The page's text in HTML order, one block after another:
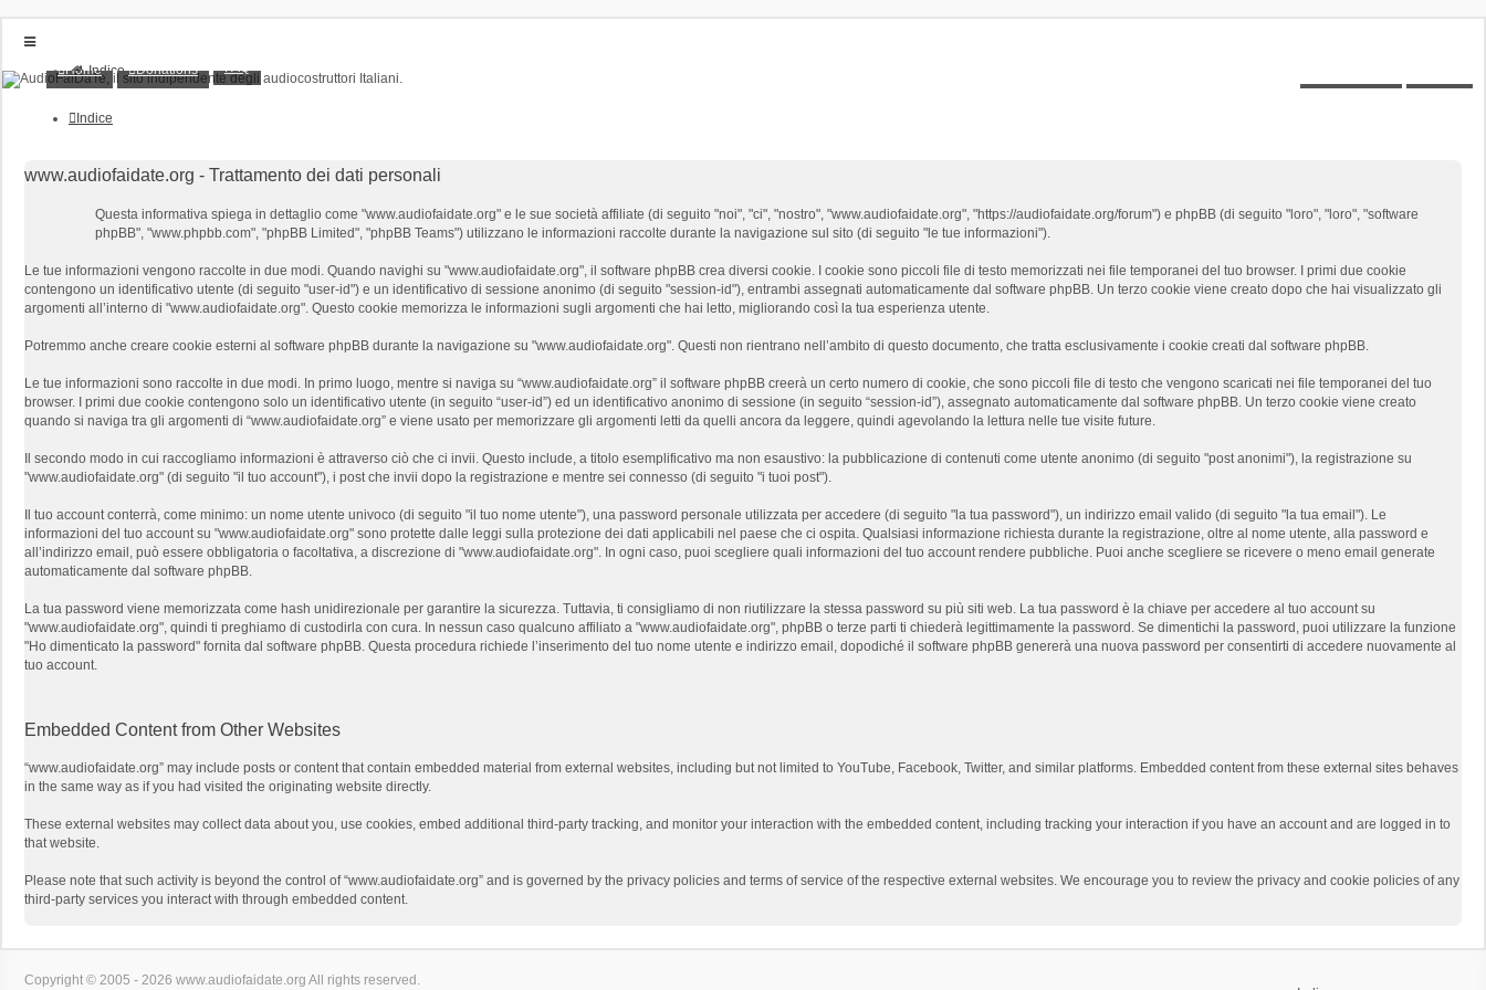
Indice
Home
FAQ
Iscriviti
Home Donations
Indice
www.audiofaidate.org - Trattamento dei dati personali
Questa informativa spiega in dettaglio come "www.audiofaidate.org" e le sue società affiliate (di seguito "noi", "ci", "nostro", "www.audiofaidate.org", "https://audiofaidate.org/forum") e phpBB (di seguito "loro", "loro", "software
phpBB", "www.phpbb.com", "phpBB Limited", "phpBB Teams") utilizzano le informazioni raccolte durante la navigazione sul sito (di seguito "le tue informazioni").
Le tue informazioni vengono raccolte in due modi. Quando navighi su "www.audiofaidate.org", il software phpBB crea diversi cookie. I cookie sono piccoli file di testo memorizzati nei file temporanei del tuo browser. I primi due cookie
contengono un identificativo utente (di seguito "user-id") e un identificativo di sessione anonimo (di seguito "session-id"), entrambi assegnati automaticamente dal software phpBB. Un terzo cookie viene creato dopo che hai visualizzato gli
argomenti all’interno di "www.audiofaidate.org". Questo cookie memorizza le informazioni sugli argomenti che hai letto, migliorando così la tua esperienza utente.
Potremmo anche creare cookie esterni al software phpBB durante la navigazione su "www.audiofaidate.org". Questi non rientrano nell’ambito di questo documento, che tratta esclusivamente i cookie creati dal software phpBB.
Le tue informazioni sono raccolte in due modi. In primo luogo, mentre si naviga su “www.audiofaidate.org” il software phpBB creerà un certo numero di cookie, che sono piccoli file di testo che vengono scaricati nei file temporanei del tuo
browser. I primi due cookie contengono solo un identificativo utente (in seguito “user-id”) ed un identificativo anonimo di sessione (in seguito “session-id”), assegnato automaticamente dal software phpBB. Un terzo cookie viene creato
quando si naviga tra gli argomenti di “www.audiofaidate.org” e viene usato per memorizzare gli argomenti letti da quelli ancora da leggere, quindi agevolando la lettura nelle tue visite future.
Il secondo modo in cui raccogliamo informazioni è attraverso ciò che ci invii. Questo include, a titolo esemplificativo ma non esaustivo: la pubblicazione di contenuti come utente anonimo (di seguito "post anonimi"), la registrazione su
"www.audiofaidate.org" (di seguito "il tuo account"), i post che invii dopo la registrazione e mentre sei connesso (di seguito "i tuoi post").
Il tuo account conterrà, come minimo: un nome utente univoco (di seguito "il tuo nome utente"), una password personale utilizzata per accedere (di seguito "la tua password"), un indirizzo email valido (di seguito "la tua email"). Le
informazioni del tuo account su "www.audiofaidate.org" sono protette dalle leggi sulla protezione dei dati applicabili nel paese che ci ospita. Qualsiasi informazione richiesta durante la registrazione, oltre al nome utente, alla password e
all’indirizzo email, può essere obbligatoria o facoltativa, a discrezione di "www.audiofaidate.org". In ogni caso, puoi scegliere quali informazioni del tuo account rendere pubbliche. Puoi anche scegliere se ricevere o meno email generate
automaticamente dal software phpBB.
La tua password viene memorizzata come hash unidirezionale per garantire la sicurezza. Tuttavia, ti consigliamo di non riutilizzare la stessa password su più siti web. La tua password è la chiave per accedere al tuo account su
"www.audiofaidate.org", quindi ti preghiamo di custodirla con cura. In nessun caso qualcuno affiliato a "www.audiofaidate.org", phpBB o terze parti ti chiederà legittimamente la password. Se dimentichi la password, puoi utilizzare la funzione
"Ho dimenticato la password" fornita dal software phpBB. Questa procedura richiede l’inserimento del tuo nome utente e indirizzo email, dopodiché il software phpBB genererà una nuova password per consentirti di accedere nuovamente al
tuo account.
Embedded Content from Other Websites
“www.audiofaidate.org” may include posts or content that contain embedded material from external websites, including but not limited to YouTube, Facebook, Twitter, and similar platforms. Embedded content from these external sites behaves
in the same way as if you had visited the originating website directly.
These external websites may collect data about you, use cookies, embed additional third-party tracking, and monitor your interaction with the embedded content, including tracking your interaction if you have an account and are logged in to
that website.
Please note that such activity is beyond the control of “www.audiofaidate.org” and is governed by the privacy policies and terms of service of the respective external websites. We encourage you to review the privacy and cookie policies of any
third-party services you interact with through embedded content.
Copyright © 2005 - 2026 www.audiofaidate.org All rights reserved.